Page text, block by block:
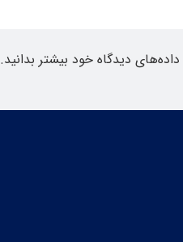
دیدگاه خود بیشتر بدانید.